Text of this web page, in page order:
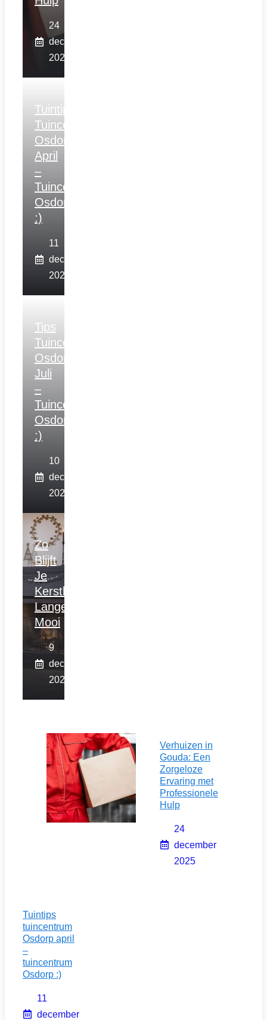
24
december
2025
Tuintips
Tuincentrum
Osdorp
April
–
Tuincentrum
Osdorp
:)
11
december
2025
Tips
Tuincentrum
Osdorp
Juli
–
Tuincentrum
Osdorp
:)
10
december
2025
Zo
Blijft
Je
Kerstboom
Langer
Mooi
9
december
2025
Verhuizen in
Gouda: Een
Zorgeloze
Ervaring met
Professionele
Hulp
24
december
2025
Tuintips
tuincentrum
Osdorp april
–
tuincentrum
Osdorp :)
11
december